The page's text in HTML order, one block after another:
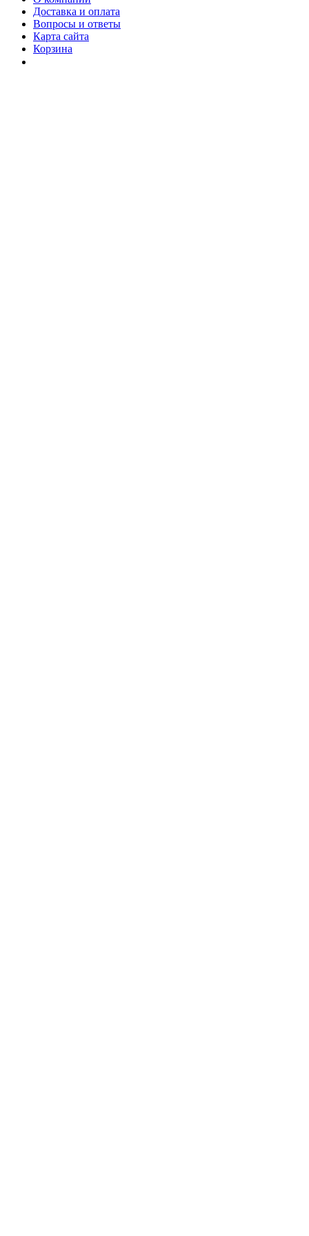
Доставка и оплата
Вопросы и ответы
Карта сайта
Корзина